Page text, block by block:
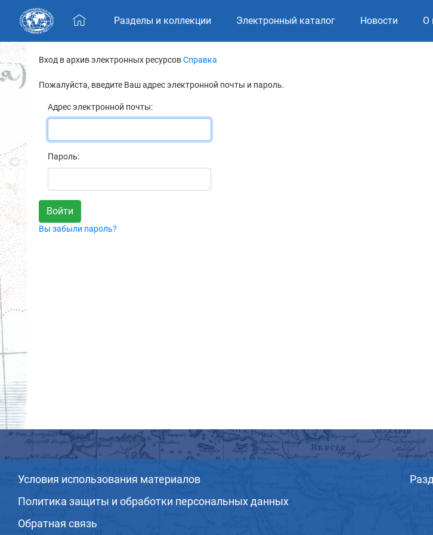
Skip navigation
Разделы и коллекции Электронный каталог Новости О
Вход в архив электронных ресурсовСправка
Пожалуйста, введите Ваш адрес электронной почты и пароль.
Адрес электронной почты:
Пароль:
Вы забыли пароль?
Условия использования материалов
Политика защиты и обработки персональных данных
Обратная связь